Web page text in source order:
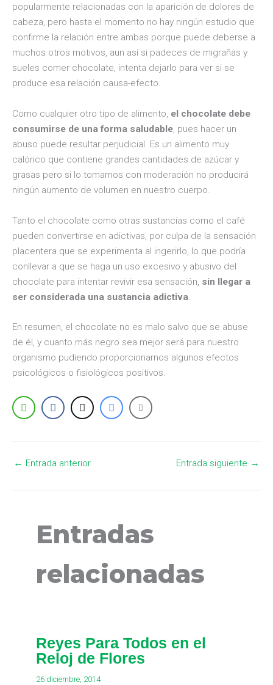
popularmente relacionadas con la aparición de dolores de
cabeza, pero hasta el momento no hay ningún estudio que
confirme la relación entre ambas porque puede deberse a
muchos otros motivos, aun así si padeces de migrañas y
sueles comer chocolate, intenta dejarlo para ver si se
produce esa relación causa-efecto.
Como cualquier otro tipo de alimento, el chocolate debe
consumirse de una forma saludable, pues hacer un
abuso puede resultar perjudicial. Es un alimento muy
calórico que contiene grandes cantidades de azúcar y
grasas pero si lo tomamos con moderación no producirá
ningún aumento de volumen en nuestro cuerpo.
Tanto el chocolate como otras sustancias como el café
pueden convertirse en adictivas, por culpa de la sensación
placentera que se experimenta al ingerirlo, lo que podría
conllevar a que se haga un uso excesivo y abusivo del
chocolate para intentar revivir esa sensación, sin llegar a
ser considerada una sustancia adictiva
En resumen, el chocolate no es malo salvo que se abuse
de él, y cuanto más negro sea mejor será para nuestro
organismo pudiendo proporcionarnos algunos efectos
psicológicos o fisiológicos positivos.
← Entrada anterior Entrada siguiente →
Entradas
relacionadas
Reyes Para Todos en el
Reloj de Flores
26 diciembre, 2014